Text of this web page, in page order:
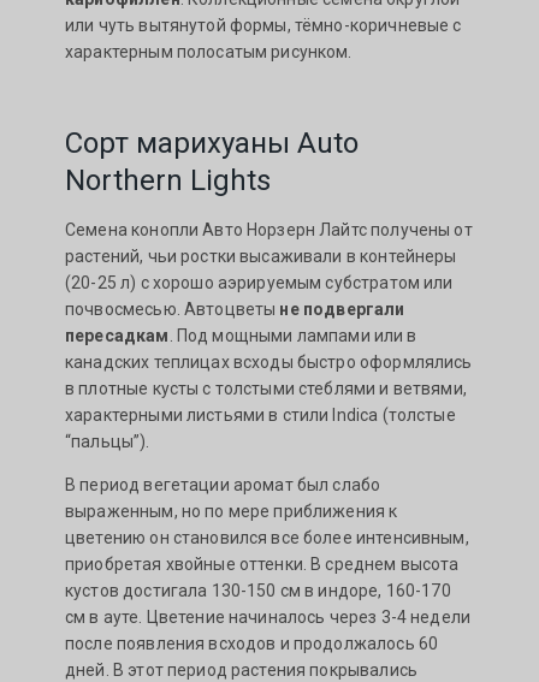
или чуть вытянутой формы, тёмно-коричневые с
характерным полосатым рисунком.
Сорт марихуаны Auto
Northern Lights
Семена конопли Авто Норзерн Лайтс получены от
растений, чьи ростки высаживали в контейнеры
(20-25 л) с хорошо аэрируемым субстратом или
почвосмесью. Автоцветы не подвергали
пересадкам . Под мощными лампами или в
канадских теплицах всходы быстро оформлялись
в плотные кусты с толстыми стеблями и ветвями,
характерными листьями в стили Indica (толстые
“пальцы”).
В период вегетации аромат был слабо
выраженным, но по мере приближения к
цветению он становился все более интенсивным,
приобретая хвойные оттенки. В среднем высота
кустов достигала 130-150 см в индоре, 160-170
см в ауте. Цветение начиналось через 3-4 недели
после появления всходов и продолжалось 60
дней. В этот период растения покрывались